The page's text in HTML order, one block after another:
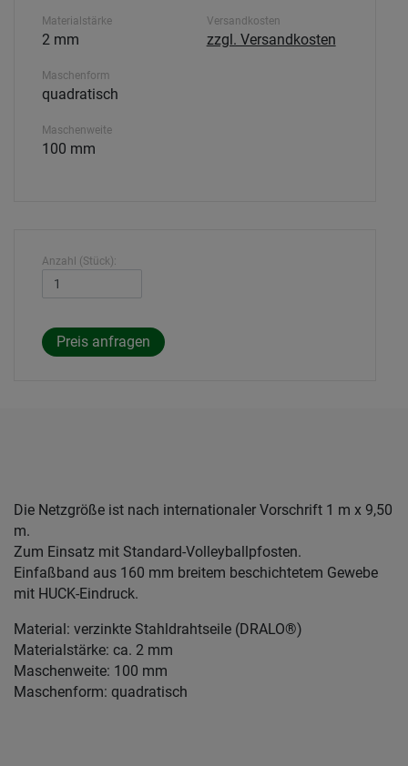
Materialstärke
2 mm
Maschenform
quadratisch
Maschenweite
100 mm
Versandkosten
zzgl. Versandkosten
Anzahl (Stück):
Die Netzgröße ist nach internationaler Vorschrift 1 m x 9,50
m.
Zum Einsatz mit Standard-Volleyballpfosten.
Einfaßband aus 160 mm breitem beschichtetem Gewebe
mit HUCK-Eindruck.
Material: verzinkte Stahldrahtseile (DRALO®)
Materialstärke: ca. 2 mm
Maschenweite: 100 mm
Maschenform: quadratisch